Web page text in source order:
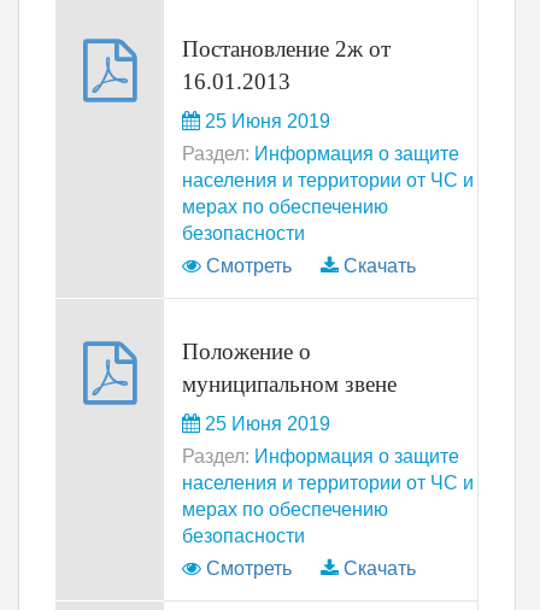
Постановление 2ж от
16.01.2013
25 Июня 2019
Раздел: Информация о защите
населения и территории от ЧС и
мерах по обеспечению
безопасности
Смотреть
Скачать
Положение о
муниципальном звене
25 Июня 2019
Раздел: Информация о защите
населения и территории от ЧС и
мерах по обеспечению
безопасности
Смотреть
Скачать